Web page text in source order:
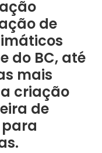
de
do BC, até
mais
criação
de